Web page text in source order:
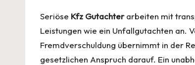
Seriöse Kfz Gutachterarbeiten mit
Leistungen wie ein Unfallgutachten an.
Fremdverschuldung übernimmt in der
gesetzlichen Anspruch darauf. Ein